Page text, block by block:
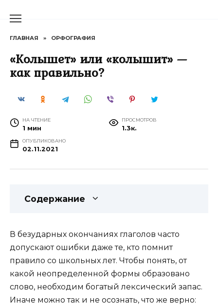
ГЛАВНАЯ » ОРФОГРАФИЯ
«Колышет» или «колышит» —
как правильно?
НА ЧТЕНИЕ
1 мин
ПРОСМОТРОВ
1.3к.
ОПУБЛИКОВАНО
02.11.2021
Содержание
В безударных окончаниях глаголов часто
допускают ошибки даже те, кто помнит
правило со школьных лет. Чтобы понять, от
какой неопределенной формы образовано
слово, необходим богатый лексический запас.
Иначе можно так и не осознать, что же верно: